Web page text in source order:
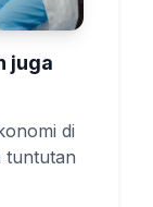
juga
di
tuntutan